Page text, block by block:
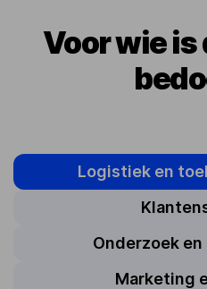
Voor wie
Logistiek en
Onderzoek
Marketing